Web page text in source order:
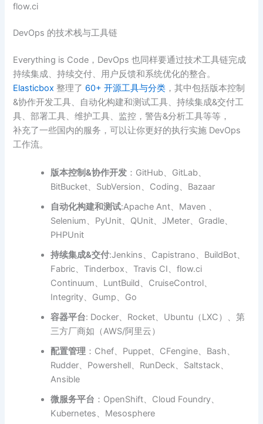
flow.ci
DevOps 的技术栈与工具链
Everything is Code，DevOps 也同样要通过技术工具链完成
持续集成、持续交付、用户反馈和系统优化的整合。
Elasticbox 整理了 60+ 开源工具与分类 ，其中包括版本控制
&协作开发工具、自动化构建和测试工具、持续集成&交付工
具、部署工具、维护工具、监控，警告&分析工具等等，
补充了一些国内的服务，可以让你更好的执行实施 DevOps
工作流。
版本控制&协作开发 ：GitHub、GitLab、
BitBucket、SubVersion、Coding、Bazaar
自动化构建和测试:Apache Ant、Maven 、
Selenium、PyUnit、QUnit、JMeter、Gradle、
PHPUnit
持续集成&交付:Jenkins、Capistrano、BuildBot、
Fabric、Tinderbox、Travis CI、flow.ci
Continuum、LuntBuild、CruiseControl、
Integrity、Gump、Go
容器平台: Docker、Rocket、Ubuntu（LXC）、第
三方厂商如（AWS/阿里云）
配置管理 ：Chef、Puppet、CFengine、Bash、
Rudder、Powershell、RunDeck、Saltstack、
Ansible
微服务平台 ：OpenShift、Cloud Foundry、
Kubernetes、Mesosphere